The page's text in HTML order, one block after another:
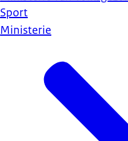
Sport
Ministerie